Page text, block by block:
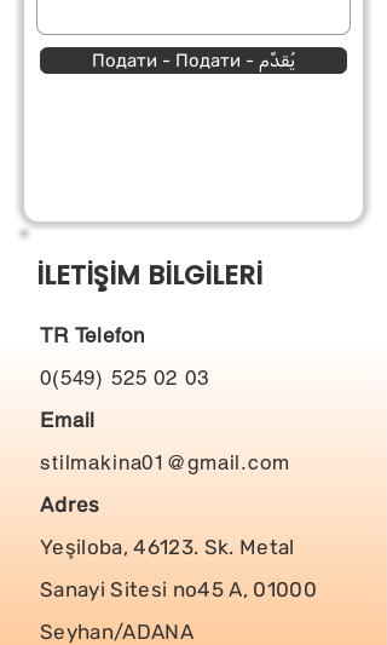
Подати - Подати - يُقدِّم
İLETİŞİM BİLGİLERİ
TR Telefon
0(549) 525 02 03
Email
stilmakina01@gmail.com
Adres
Yeşiloba, 46123. Sk. Metal
Sanayi Sitesi no45 A, 01000
Seyhan/ADANA